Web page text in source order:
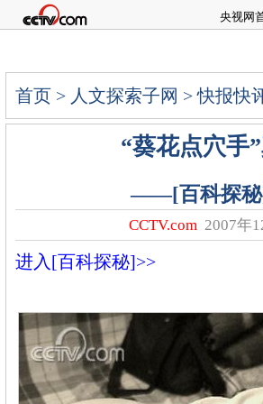
央视网
首页 > 人文探索子网 >快报快
“葵花点穴手
――[百科探秘
CCTV.com 2007年
进入[百科探秘]>>